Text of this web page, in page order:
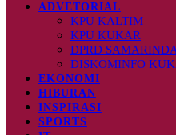
ADVETORIAL
KPU KALTIM
KPU KUKAR
DPRD
DISKOMINFO
EKONOMI
HIBURAN
INSPIRASI
SPORTS